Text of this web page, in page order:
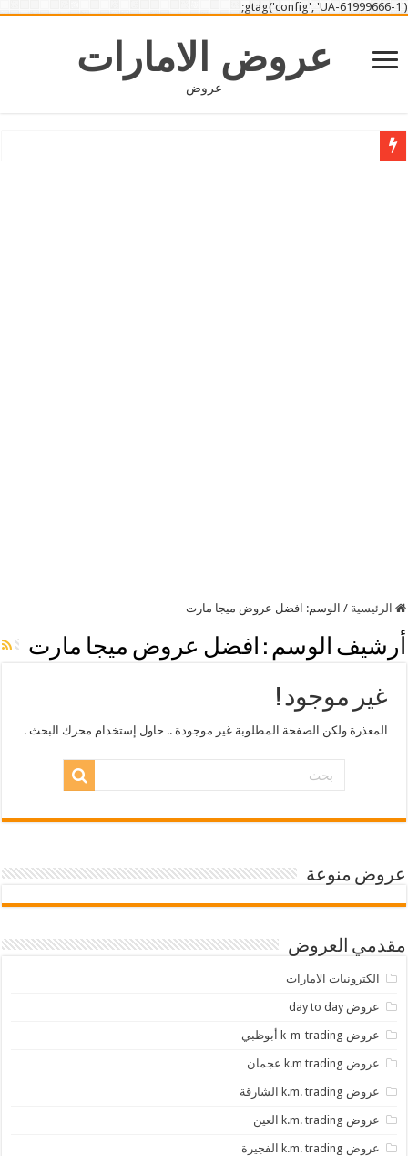
gtag('config', 'UA-61999666-1');
عروض الامارات
عروض
الرئيسية / الوسم: افضل عروض ميجا مارت
أرشيف الوسم : افضل عروض ميجا مارت
غير موجود !
المعذرة ولكن الصفحة المطلوبة غير موجودة .. حاول إستخدام محرك البحث .
عروض منوعة
مقدمي العروض
الكترونيات الامارات
عروض day to day
عروض k-m-trading أبوظبي
عروض k.m trading عجمان
عروض k.m. trading الشارقة
عروض k.m. trading العين
عروض k.m. trading الفجيرة